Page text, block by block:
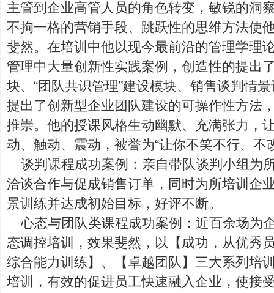
主管到企业高管人员的角色转变，敏锐的洞
不拘一格的营销手段、跳跃性的思维方法使
斐然。在培训中他以现今最前沿的管理学理
管理中大量创新性实践案例，创造性的提出
块、“团队共识管理”建设模块、销售谈判情
提出了创新型企业团队建设的可操作性方法
推崇。他的授课风格生动幽默、充满张力，
动、触动、震动，被誉为“让你不笑不行、不
谈判课程成功案例：亲自带队谈判小组为
洽谈合作与促成销售订单，同时为所培训企
景训练并达成初始目标，好评不断。
心态与团队类课程成功案例：近百余场为
态调控培训，效果斐然，以【成功，从优秀
综合能力训练】、【卓越团队】三大系列培
培训，有效的促进员工快速融入企业，使接